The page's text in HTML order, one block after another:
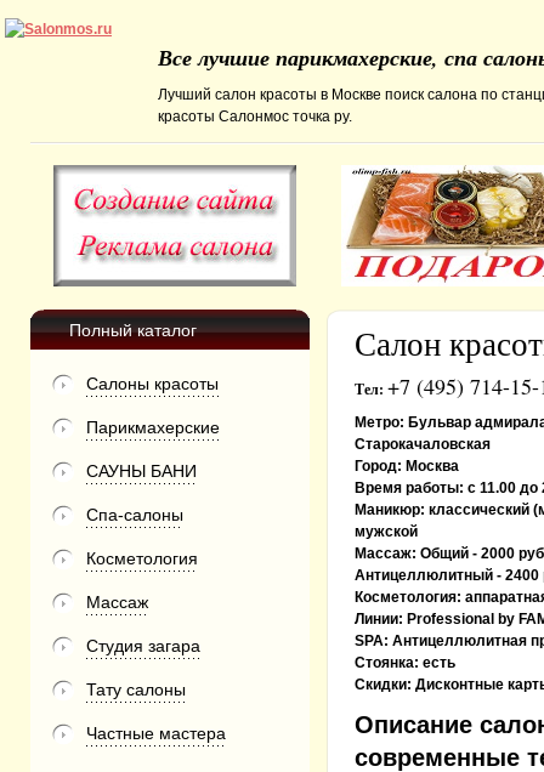
Все лучшие парикмахерские, спа
Лучший салон красоты в Москве поиск салона по
красоты Салонмос точка ру.
Полный каталог
Салоны красоты
Парикмахерские
САУНЫ БАНИ
Спа-салоны
Косметология
Массаж
Студия загара
Тату салоны
Частные мастера
Салон
Тел: +7 (495) 714-15-
Метро: Бульвар
Старокачаловская
Город: Москва
Время работы: с 11.00 до
Маникюр: классический
мужской
Массаж: Общий - 2000
Антицеллюлитный - 2400
Косметология:
Линии: Professional by
SPA: Антицеллюлитная
Стоянка: есть
Скидки: Дисконтные
Описание
современные